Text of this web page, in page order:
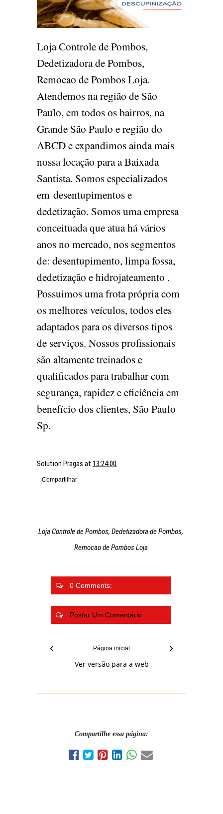
Loja Controle de Pombos,
Dedetizadora de Pombos,
Remocao de Pombos Loja.
Atendemos na região de São
Paulo, em todos os bairros, na
Grande São Paulo e região do
ABCD e expandimos ainda mais
nossa locação para a Baixada
Santista. Somos especializados
em desentupimentos e
dedetização. Somos uma empresa
conceituada que atua há vários
anos no mercado, nos segmentos
de: desentupimento, limpa fossa,
dedetização e hidrojateamento .
Possuimos uma frota própria com
os melhores veículos, todos eles
adaptados para os diversos tipos
de serviços. Nossos profissionais
são altamente treinados e
qualificados para trabalhar com
segurança, rapidez e eficiência em
benefício dos clientes, São Paulo
Sp.
Solution Pragas at 13:24:00
Compartilhar
Loja Controle de Pombos, Dedetizadora de Pombos,
Remocao de Pombos Loja
0 Comments:
Postar Um Comentário
‹ ›
Página inicial
Ver versão para a web
Compartilhe essa página: